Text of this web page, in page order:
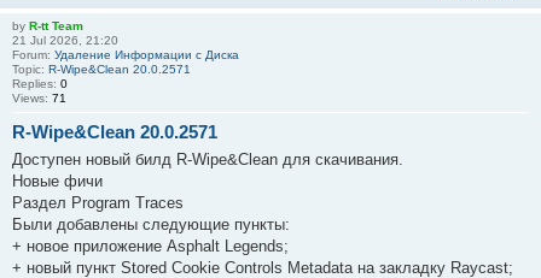
by R-tt Team
21 Jul 2026, 21:20
Forum: Удаление Информации с Диска
Topic: R-Wipe&Clean 20.0.2571
Replies: 0
Views: 71
R-Wipe&Clean 20.0.2571
Доступен новый билд R-Wipe&Clean для скачивания.
Новые фичи
Раздел Program Traces
Были добавлены следующие пункты:
+ новое приложение Asphalt Legends;
+ новый пункт Stored Cookie Controls Metadata на закладку Raycast;